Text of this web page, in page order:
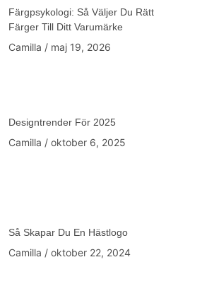
Färgpsykologi: Så Väljer Du Rätt
Färger Till Ditt Varumärke
Camilla maj 19, 2026
Designtrender För 2025
Camilla oktober 6, 2025
Så Skapar Du En Hästlogo
Camilla oktober 22, 2024